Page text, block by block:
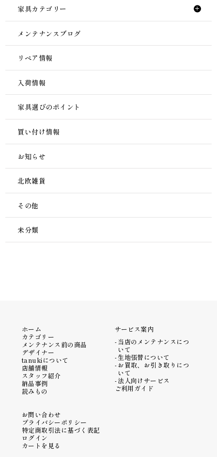
家具カテゴリー
メンテナンスブログ
リペア情報
入荷情報
家具選びのポイント
買い付け情報
お知らせ
北欧雑貨
その他
未分類
ホーム
カテゴリー
メンテナンス前の商品
デザイナー
tanukiについて
店舗情報
スタッフ紹介
納品事例
読みもの
サービス案内
当店のメンテナンスにつ
いて
生地張替について
お買取、お引き取りにつ
いて
法人向けサービス
ご利用ガイド
お問い合わせ
プライバシーポリシー
特定商取引法に基づく表記
ログイン
カートを見る